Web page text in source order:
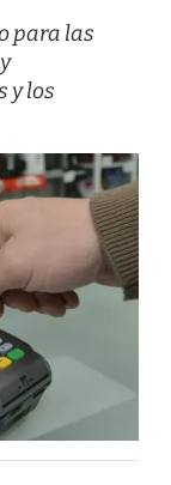
para las
y los